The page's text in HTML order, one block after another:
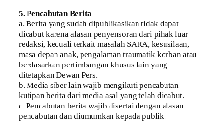
5. Pencabutan Berita
a. Berita yang sudah dipublikasikan tidak dapat
dicabut karena alasan penyensoran dari pihak luar
redaksi, kecuali terkait masalah SARA, kesusilaan,
masa depan anak, pengalaman traumatik korban atau
berdasarkan pertimbangan khusus lain yang
ditetapkan Dewan Pers.
b. Media siber lain wajib mengikuti pencabutan
kutipan berita dari media asal yang telah dicabut.
c. Pencabutan berita wajib disertai dengan alasan
pencabutan dan diumumkan kepada publik.